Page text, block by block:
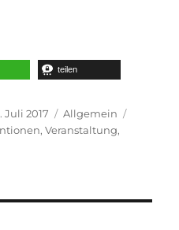
teilen
Juli 2017 Kategorien
Allgemein
,Veranstaltung,